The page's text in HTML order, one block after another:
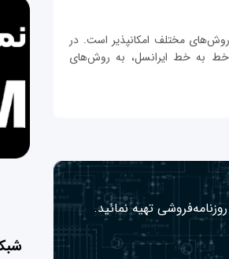
مختلف امکانپذیر است. در
خط به خط ایرانسل، به روش‌های
تهیه نمائید.